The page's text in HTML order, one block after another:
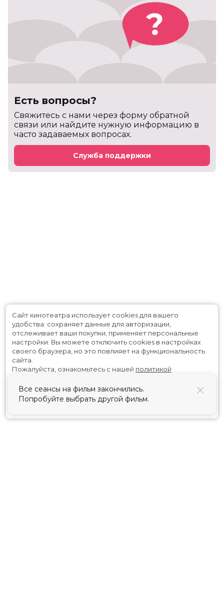
Есть вопросы?
Cвяжитесь с нами через форму обратной
связи или найдите нужную информацию в
часто задаваемых вопросах.
Служба поддержки
Все сеансы на фильм закончились.
Попробуйте выбрать другой фильм.
Сайт кинотеатра использует cookies для вашего
удобства: сохраняет данные для авторизации,
отслеживает ваши покупки, применяет персональные
настройки. Вы можете отключить cookies в настройках
своего браузера, но это повлияет на функциональность
сайта.
Пожалуйста, ознакомьтесь с нашей политикой
Принять